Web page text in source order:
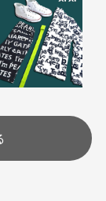
女性
な商品を
つも素敵な
とうござい
告知させて
っておりま
特有の香
います。
荷した時点